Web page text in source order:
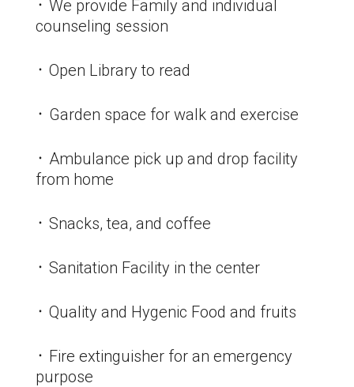
᛫ We provide Family and individual
counseling session
᛫ Open Library to read
᛫ Garden space for walk and exercise
᛫ Ambulance pick up and drop facility
from home
᛫ Snacks, tea, and coffee
᛫ Sanitation Facility in the center
᛫ Quality and Hygenic Food and fruits
᛫ Fire extinguisher for an emergency
purpose